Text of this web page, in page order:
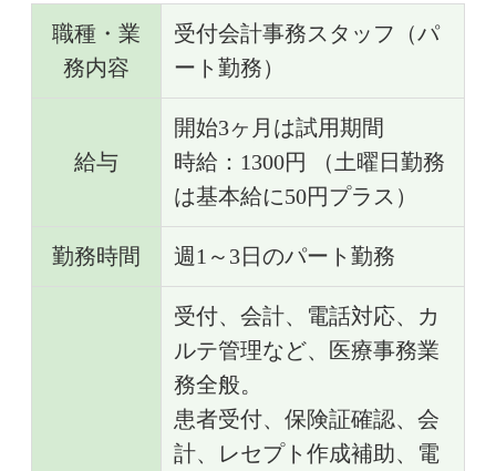
職種・業
務内容
受付会計事務スタッフ（パ
ート勤務）
給与
開始3ヶ月は試用期間
時給：1300円 （土曜日勤務
は基本給に50円プラス）
勤務時間 週1～3日のパート勤務
受付、会計、電話対応、カ
ルテ管理など、医療事務業
務全般。
患者受付、保険証確認、会
計、レセプト作成補助、電